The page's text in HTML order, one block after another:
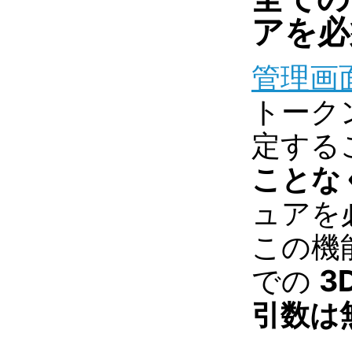
アを
管理画
トー
定する
ことな
ュア
この機
での
引数は